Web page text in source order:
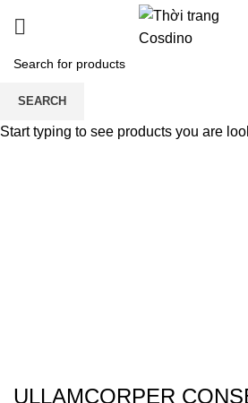
Portfolio
ULLAMCORPER
SEARCH
Start typing to see products you are